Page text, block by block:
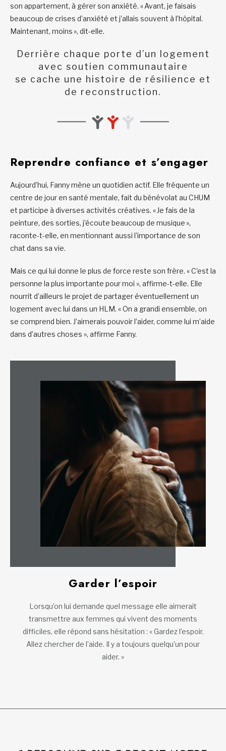
son appartement, à gérer son anxiété. « Avant, je faisais
beaucoup de crises d’anxiété et j’allais souvent à l’hôpital.
Maintenant, moins », dit-elle.
Derrière chaque porte d’un logement
avec soutien communautaire
se cache une histoire de résilience et
de reconstruction.
Reprendre confiance et s’engager
Aujourd’hui, Fanny mène un quotidien actif. Elle fréquente un
centre de jour en santé mentale, fait du bénévolat au CHUM
et participe à diverses activités créatives. « Je fais de la
peinture, des sorties, j’écoute beaucoup de musique »,
raconte-t-elle, en mentionnant aussi l’importance de son
chat dans sa vie.
Mais ce qui lui donne le plus de force reste son frère. « C’est la
personne la plus importante pour moi », affirme-t-elle. Elle
nourrit d’ailleurs le projet de partager éventuellement un
logement avec lui dans un HLM. « On a grandi ensemble, on
se comprend bien. J’aimerais pouvoir l’aider, comme lui m’aide
dans d’autres choses », affirme Fanny.
Garder l’espoir
Lorsqu’on lui demande quel message elle aimerait
transmettre aux femmes qui vivent des moments
difficiles, elle répond sans hésitation : « Gardez l’espoir.
Allez chercher de l’aide. Il y a toujours quelqu’un pour
aider. »